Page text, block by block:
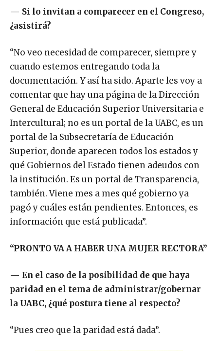
— Si lo invitan a comparecer en el Congreso,
¿asistirá?
“No veo necesidad de comparecer, siempre y
cuando estemos entregando toda la
documentación. Y así ha sido. Aparte les voy a
comentar que hay una página de la Dirección
General de Educación Superior Universitaria e
Intercultural; no es un portal de la UABC, es un
portal de la Subsecretaría de Educación
Superior, donde aparecen todos los estados y
qué Gobiernos del Estado tienen adeudos con
la institución. Es un portal de Transparencia,
también. Viene mes a mes qué gobierno ya
pagó y cuáles están pendientes. Entonces, es
información que está publicada”.
“PRONTO VA A HABER UNA MUJER RECTORA”
— En el caso de la posibilidad de que haya
paridad en el tema de administrar/gobernar
la UABC, ¿qué postura tiene al respecto?
“Pues creo que la paridad está dada”.